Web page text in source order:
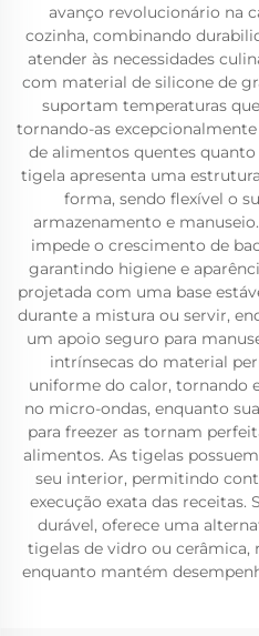
avanço revolucionário na
cozinha, combinando
atender às necessidades
com material de silicone de
suportam temperaturas
tornando-as
de alimentos quentes
tigela apresenta uma
forma, sendo flexível o
armazenamento e
impede o crescimento de
garantindo higiene e
projetada com uma base
durante a mistura ou servir,
um apoio seguro para
intrínsecas do material
uniforme do calor, tornando
no micro-ondas, enquanto
para freezer as tornam
alimentos. As tigelas
seu interior, permitindo
execução exata das receitas.
durável, oferece uma
tigelas de vidro ou cerâmica,
enquanto mantém